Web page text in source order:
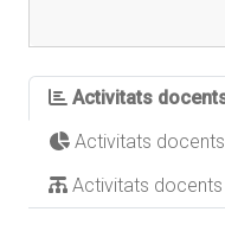
Activitats
Activitats
Activitats